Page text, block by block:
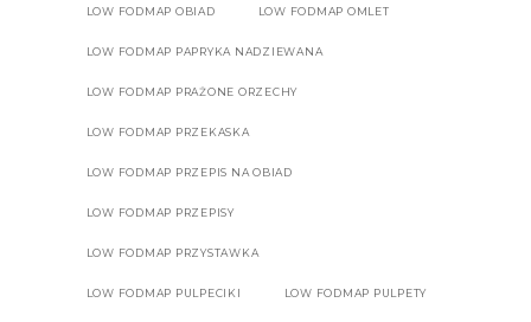
LOW FODMAP OBIAD LOW FODMAP OMLET
LOW FODMAP PAPRYKA NADZIEWANA
LOW FODMAP PRAŻONE ORZECHY
LOW FODMAP PRZEKASKA
LOW FODMAP PRZEPIS NA OBIAD
LOW FODMAP PRZEPISY
LOW FODMAP PRZYSTAWKA
LOW FODMAP PULPECIKI LOW FODMAP PULPETY